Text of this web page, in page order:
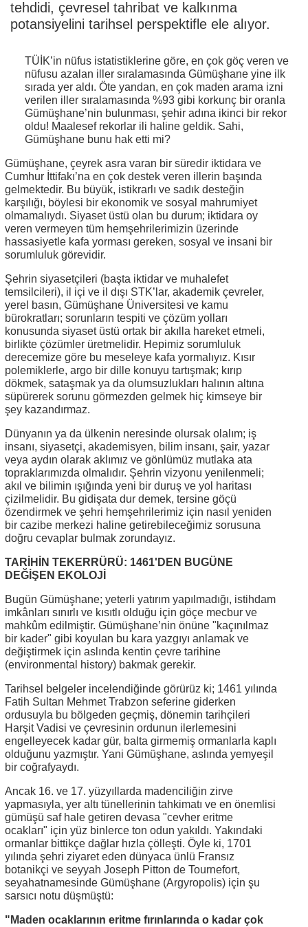
tehdidi, çevresel tahribat ve kalkınma
potansiyelini tarihsel perspektifle ele alıyor.
TÜİK’in nüfus istatistiklerine göre, en çok göç veren ve
nüfusu azalan iller sıralamasında Gümüşhane yine ilk
sırada yer aldı. Öte yandan, en çok maden arama izni
verilen iller sıralamasında %93 gibi korkunç bir oranla
Gümüşhane’nin bulunması, şehir adına ikinci bir rekor
oldu! Maalesef rekorlar ili haline geldik. Sahi,
Gümüşhane bunu hak etti mi?
Gümüşhane, çeyrek asra varan bir süredir iktidara ve
Cumhur İttifakı’na en çok destek veren illerin başında
gelmektedir. Bu büyük, istikrarlı ve sadık desteğin
karşılığı, böylesi bir ekonomik ve sosyal mahrumiyet
olmamalıydı. Siyaset üstü olan bu durum; iktidara oy
veren vermeyen tüm hemşehrilerimizin üzerinde
hassasiyetle kafa yorması gereken, sosyal ve insani bir
sorumluluk görevidir.
Şehrin siyasetçileri (başta iktidar ve muhalefet
temsilcileri), il içi ve il dışı STK’lar, akademik çevreler,
yerel basın, Gümüşhane Üniversitesi ve kamu
bürokratları; sorunların tespiti ve çözüm yolları
konusunda siyaset üstü ortak bir akılla hareket etmeli,
birlikte çözümler üretmelidir. Hepimiz sorumluluk
derecemize göre bu meseleye kafa yormalıyız. Kısır
polemiklerle, argo bir dille konuyu tartışmak; kırıp
dökmek, sataşmak ya da olumsuzlukları halının altına
süpürerek sorunu görmezden gelmek hiç kimseye bir
şey kazandırmaz.
Dünyanın ya da ülkenin neresinde olursak olalım; iş
insanı, siyasetçi, akademisyen, bilim insanı, şair, yazar
veya aydın olarak aklımız ve gönlümüz mutlaka ata
topraklarımızda olmalıdır. Şehrin vizyonu yenilenmeli;
akıl ve bilimin ışığında yeni bir duruş ve yol haritası
çizilmelidir. Bu gidişata dur demek, tersine göçü
özendirmek ve şehri hemşehrilerimiz için nasıl yeniden
bir cazibe merkezi haline getirebileceğimiz sorusuna
doğru cevaplar bulmak zorundayız.
TARİHİN TEKERRÜRÜ: 1461'DEN BUGÜNE
DEĞİŞEN EKOLOJİ
Bugün Gümüşhane; yeterli yatırım yapılmadığı, istihdam
imkânları sınırlı ve kısıtlı olduğu için göçe mecbur ve
mahkûm edilmiştir. Gümüşhane’nin önüne "kaçınılmaz
bir kader" gibi koyulan bu kara yazgıyı anlamak ve
değiştirmek için aslında kentin çevre tarihine
(environmental history) bakmak gerekir.
Tarihsel belgeler incelendiğinde görürüz ki; 1461 yılında
Fatih Sultan Mehmet Trabzon seferine giderken
ordusuyla bu bölgeden geçmiş, dönemin tarihçileri
Harşit Vadisi ve çevresinin ordunun ilerlemesini
engelleyecek kadar gür, balta girmemiş ormanlarla kaplı
olduğunu yazmıştır. Yani Gümüşhane, aslında yemyeşil
bir coğrafyaydı.
Ancak 16. ve 17. yüzyıllarda madenciliğin zirve
yapmasıyla, yer altı tünellerinin tahkimatı ve en önemlisi
gümüşü saf hale getiren devasa "cevher eritme
ocakları" için yüz binlerce ton odun yakıldı. Yakındaki
ormanlar bittikçe dağlar hızla çölleşti. Öyle ki, 1701
yılında şehri ziyaret eden dünyaca ünlü Fransız
botanikçi ve seyyah Joseph Pitton de Tournefort,
seyahatnamesinde Gümüşhane (Argyropolis) için şu
sarsıcı notu düşmüştü:
"Maden ocaklarının eritme fırınlarında o kadar çok